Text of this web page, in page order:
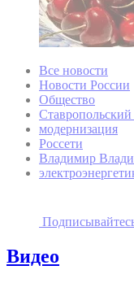
Все новости
Новости России
Общество
Ставропольский
модернизация
Россети
Владимир
Видео